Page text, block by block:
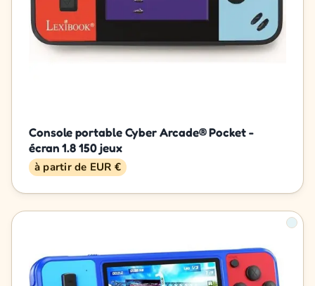
Console portable Cyber Arcade® Pocket -
écran 1.8 150 jeux
à partir de EUR €